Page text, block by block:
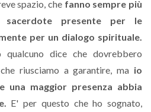
spazio, che fanno sempre più
presente per le
per un dialogo spirituale.
qualcuno dice che dovrebbero
riusciamo a garantire, ma io
una maggior presenza abbia
E' per questo che ho sognato,